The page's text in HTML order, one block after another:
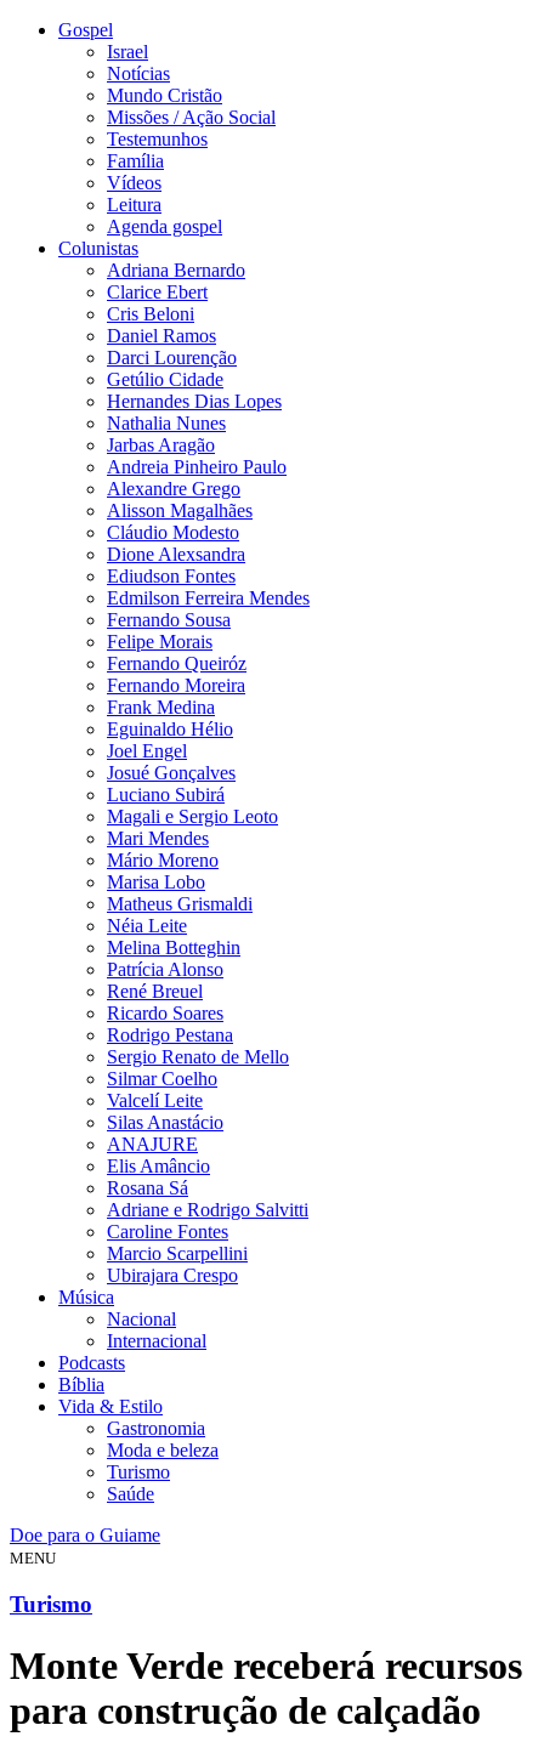
Gospel
Israel
Notícias
Mundo Cristão
Missões / Ação Social
Testemunhos
Família
Vídeos
Leitura
Agenda gospel
Colunistas
Adriana Bernardo
Clarice Ebert
Cris Beloni
Daniel Ramos
Darci Lourenção
Getúlio Cidade
Hernandes Dias Lopes
Nathalia Nunes
Jarbas Aragão
Andreia Pinheiro Paulo
Alexandre Grego
Alisson Magalhães
Cláudio Modesto
Dione Alexsandra
Ediudson Fontes
Edmilson Ferreira Mendes
Fernando Sousa
Felipe Morais
Fernando Queiróz
Fernando Moreira
Frank Medina
Eguinaldo Hélio
Joel Engel
Josué Gonçalves
Luciano Subirá
Magali e Sergio Leoto
Mari Mendes
Mário Moreno
Marisa Lobo
Matheus Grismaldi
Néia Leite
Melina Botteghin
Patrícia Alonso
René Breuel
Ricardo Soares
Rodrigo Pestana
Sergio Renato de Mello
Silmar Coelho
Valcelí Leite
Silas Anastácio
ANAJURE
Elis Amâncio
Rosana Sá
Adriane e Rodrigo Salvitti
Caroline Fontes
Marcio Scarpellini
Ubirajara Crespo
Música
Nacional
Internacional
Podcasts
Bíblia
Vida & Estilo
Gastronomia
Moda e beleza
Turismo
Saúde
Doe para o Guiame
MENU
Turismo
Monte Verde receberá recursos
para construção de calçadão